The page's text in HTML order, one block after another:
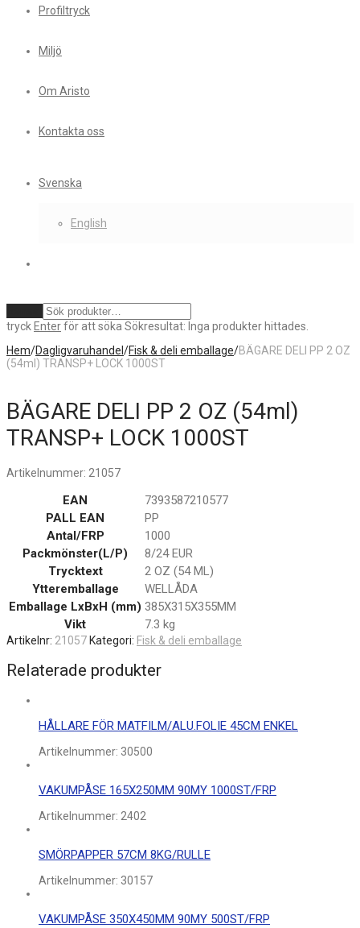
Profiltryck
Miljö
Om Aristo
Kontakta oss
Svenska
English
tryck Enterför att söka Sökresultat: Inga produkter hittades.
Hem/Dagligvaruhandel /Fisk & deli emballage/BÄGARE DELI PP 2 OZ
(54ml) TRANSP+ LOCK 1000ST
BÄGARE DELI PP 2 OZ (54ml)
TRANSP+ LOCK 1000ST
Artikelnummer: 21057
EAN
7393587210577
PALL EAN
PP
Antal/FRP
1000
Packmönster(L/P)
8/24 EUR
Trycktext
2 OZ (54 ML)
Ytteremballage
WELLÅDA
Emballage LxBxH (mm) 385X315X355MM
Vikt
7.3 kg
Artikelnr: 21057Kategori: Fisk & deli emballage
Relaterade produkter
HÅLLARE FÖR MATFILM/ALU.FOLIE 45CM ENKEL
Artikelnummer: 30500
VAKUMPÅSE 165X250MM 90MY 1000ST/FRP
Artikelnummer: 2402
SMÖRPAPPER 57CM 8KG/RULLE
Artikelnummer: 30157
VAKUMPÅSE 350X450MM 90MY 500ST/FRP